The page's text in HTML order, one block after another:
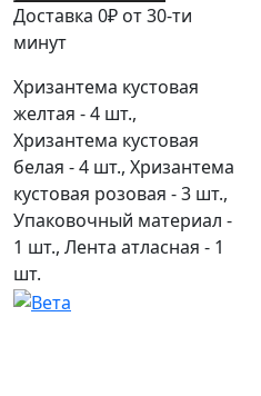
Доставка 0₽ от 30-ти
минут
Хризантема кустовая
желтая - 4 шт.,
Хризантема кустовая
белая - 4 шт., Хризантема
кустовая розовая - 3 шт.,
Упаковочный материал -
1 шт., Лента атласная - 1
шт.